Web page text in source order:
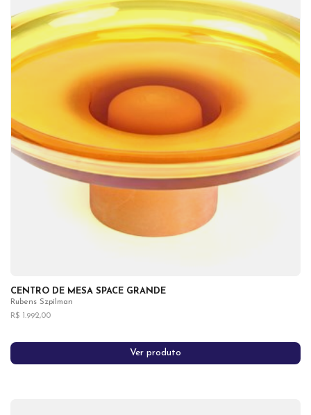
CENTRO DE MESA SPACE GRANDE
Rubens Szpilman
R$ 1.992,00
Ver produto